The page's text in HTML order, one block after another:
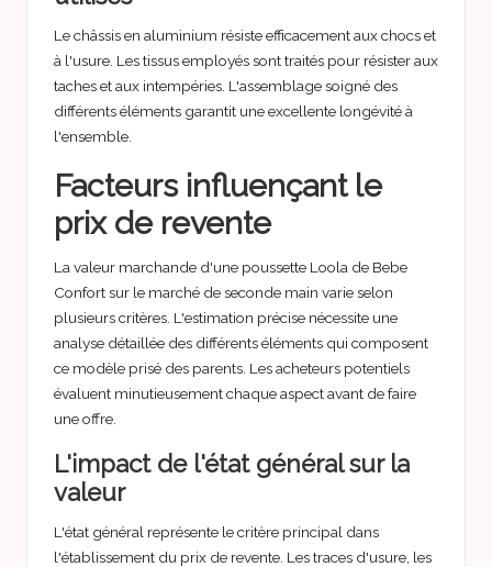
Le châssis en aluminium résiste efficacement aux chocs et
à l'usure. Les tissus employés sont traités pour résister aux
taches et aux intempéries. L'assemblage soigné des
différents éléments garantit une excellente longévité à
l'ensemble.
Facteurs influençant le
prix de revente
La valeur marchande d'une poussette Loola de Bebe
Confort sur le marché de seconde main varie selon
plusieurs critères. L'estimation précise nécessite une
analyse détaillée des différents éléments qui composent
ce modèle prisé des parents. Les acheteurs potentiels
évaluent minutieusement chaque aspect avant de faire
une offre.
L'impact de l'état général sur la
valeur
L'état général représente le critère principal dans
l'établissement du prix de revente. Les traces d'usure, les